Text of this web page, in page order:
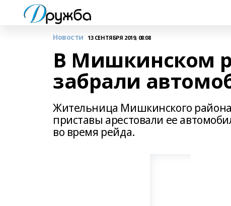
Новости 13 СЕНТЯБРЯ 2019, 08:08
В Мишкинском
забрали
Жительница Мишкинского района
приставы арестовали ее
во время рейда.